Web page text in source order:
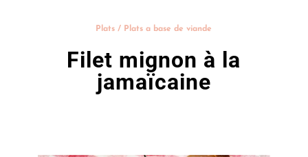
Plats / Plats a base de viande
Filet mignon à la
jamaïcaine